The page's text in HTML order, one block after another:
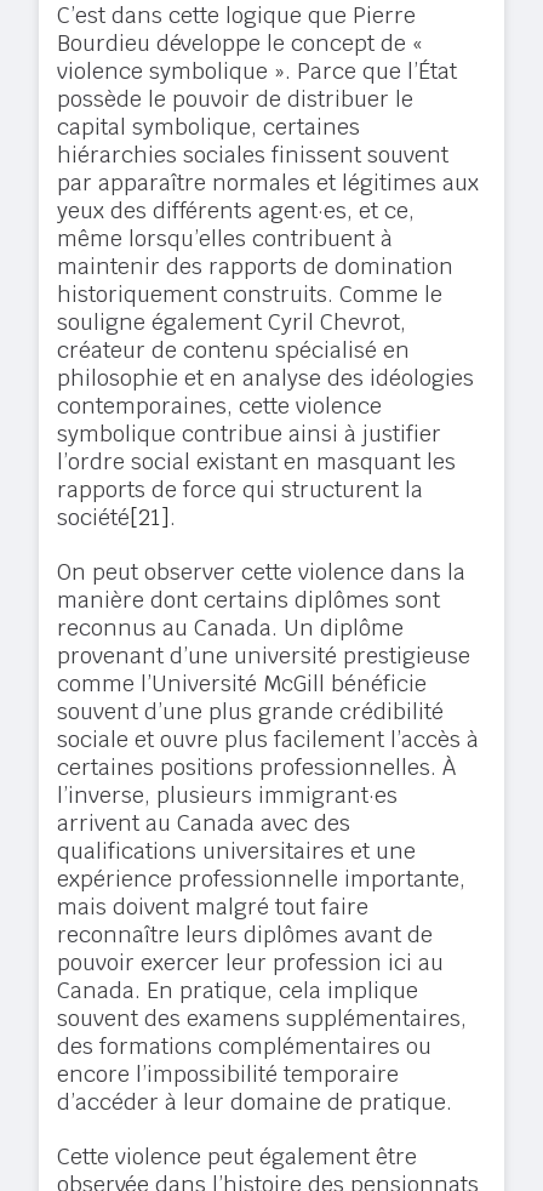
C’est dans cette logique que Pierre
Bourdieu développe le concept de «
violence symbolique ». Parce que l’État
possède le pouvoir de distribuer le
capital symbolique, certaines
hiérarchies sociales finissent souvent
par apparaître normales et légitimes aux
yeux des différents agent·es, et ce,
même lorsqu’elles contribuent à
maintenir des rapports de domination
historiquement construits. Comme le
souligne également Cyril Chevrot,
créateur de contenu spécialisé en
philosophie et en analyse des idéologies
contemporaines, cette violence
symbolique contribue ainsi à justifier
l’ordre social existant en masquant les
rapports de force qui structurent la
société[21].
On peut observer cette violence dans la
manière dont certains diplômes sont
reconnus au Canada. Un diplôme
provenant d’une université prestigieuse
comme l’Université McGill bénéficie
souvent d’une plus grande crédibilité
sociale et ouvre plus facilement l’accès à
certaines positions professionnelles. À
l’inverse, plusieurs immigrant·es
arrivent au Canada avec des
qualifications universitaires et une
expérience professionnelle importante,
mais doivent malgré tout faire
reconnaître leurs diplômes avant de
pouvoir exercer leur profession ici au
Canada. En pratique, cela implique
souvent des examens supplémentaires,
des formations complémentaires ou
encore l’impossibilité temporaire
d’accéder à leur domaine de pratique.
Cette violence peut également être
observée dans l’histoire des pensionnats